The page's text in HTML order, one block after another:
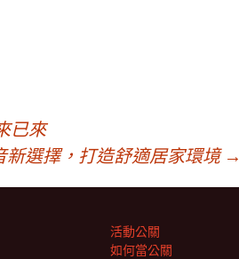
已來
新選擇，打造舒適居家環境 →
活動公關
如何當公關